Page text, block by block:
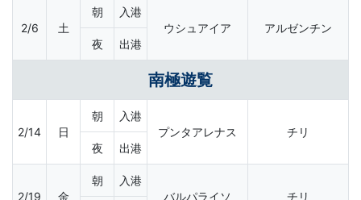
2/6 土
朝
入港
ウシュアイア
アルゼンチン
夜
出港
南極遊覧
2/14 日
朝
入港
プンタアレナス
チリ
夜
出港
2/19 金
朝
入港
バルパライソ
チリ